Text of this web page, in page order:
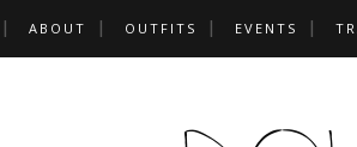
ABOUT OUTFITS EVENTS